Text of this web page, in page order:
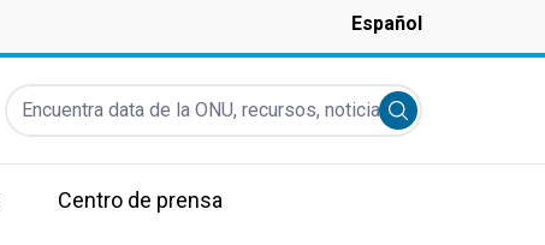
Español
Encuentra data de la ONU, recursos, noticias y más...
Submit search
Centro de prensa